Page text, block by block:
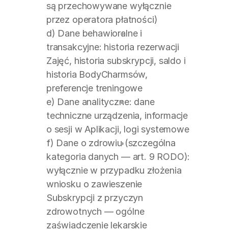
są przechowywane wyłącznie
przez operatora płatności)
d) Dane behawioralne i
transakcyjne: historia rezerwacji
Zajęć, historia subskrypcji, saldo i
historia BodyCharmsów,
preferencje treningowe
e) Dane analityczne: dane
techniczne urządzenia, informacje
o sesji w Aplikacji, logi systemowe
f) Dane o zdrowiu (szczególna
kategoria danych — art. 9 RODO):
wyłącznie w przypadku złożenia
wniosku o zawieszenie
Subskrypcji z przyczyn
zdrowotnych — ogólne
zaświadczenie lekarskie